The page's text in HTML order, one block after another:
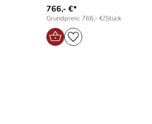
766,- €*
Grundpreis: 766,- €/Stück